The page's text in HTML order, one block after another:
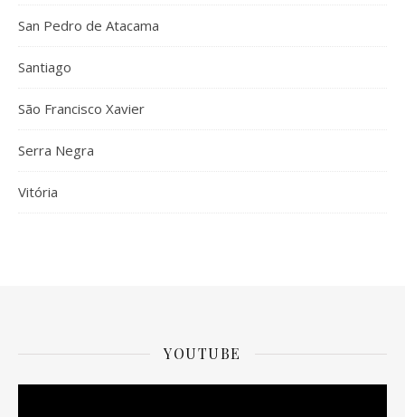
San Pedro de Atacama
Santiago
São Francisco Xavier
Serra Negra
Vitória
YOUTUBE